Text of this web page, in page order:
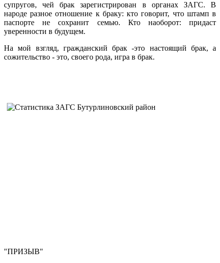
супругов, чей брак зарегистрирован в органах ЗАГС. В
народе разное отношение к браку: кто говорит, что штамп в
паспорте не сохранит семью. Кто наоборот: придаст
уверенности в будущем.
На мой взгляд, гражданский брак -это настоящий брак, а
сожительство - это, своего рода, игра в брак.
"ПРИЗЫВ"